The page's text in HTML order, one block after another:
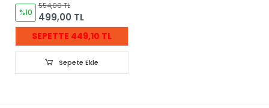
%10
554,00 TL
499,00 TL
SEPETTE 449,10 TL
Sepete Ekle